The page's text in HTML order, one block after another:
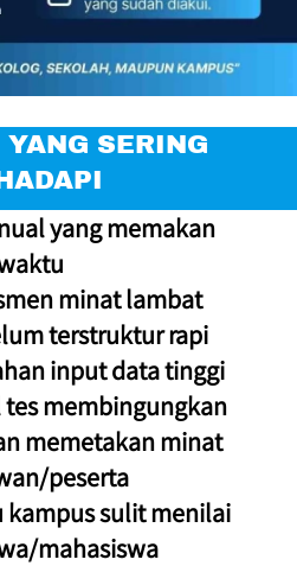
yang memakan
minat lambat
terstruktur rapi
input data tinggi
tes membingungkan
memetakan minat
peserta
sulit menilai
mahasiswa